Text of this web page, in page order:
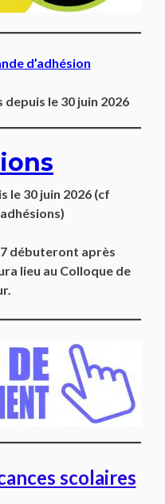
d’adhésion
le 30 juin 2026
le 30 juin 2026 (cf
débuteront après
lieu au Colloque de
scolaires